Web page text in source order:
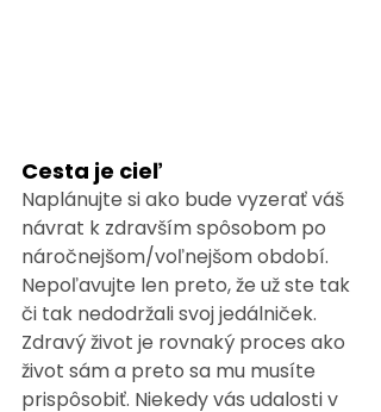
Cesta je cieľ
Naplánujte si ako bude vyzerať váš
návrat k zdravším spôsobom po
náročnejšom/voľnejšom období.
Nepoľavujte len preto, že už ste tak
či tak nedodržali svoj jedálniček.
Zdravý život je rovnaký proces ako
život sám a preto sa mu musíte
prispôsobiť. Niekedy vás udalosti v